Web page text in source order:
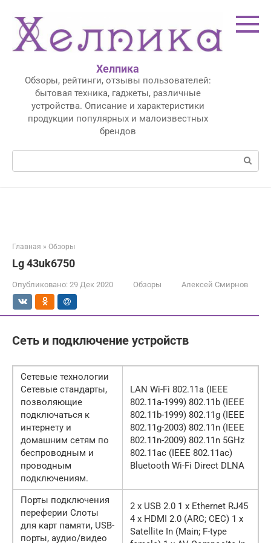
контенту
Хелпика
Обзоры, рейтинги, отзывы пользователей:
бытовая техника, гаджеты, различные
устройства. Описание и характеристики
продукции популярных и малоизвестных
брендов
Поиск:
Главная » Обзоры
Lg 43uk6750
Опубликовано: 29 Дек 2020 Обзоры Алексей Смирнов
Сеть и подключение устройств
Сетевые технологии
Сетевые стандарты,
позволяющие
подключаться к
интернету и
домашним сетям по
беспроводным и
проводным
подключениям.
LAN Wi-Fi 802.11a (IEEE
802.11a-1999) 802.11b (IEEE
802.11b-1999) 802.11g (IEEE
802.11g-2003) 802.11n (IEEE
802.11n-2009) 802.11n 5GHz
802.11ac (IEEE 802.11ac)
Bluetooth Wi-Fi Direct DLNA
Порты подключения
переферии Слоты
для карт памяти, USB-
порты, аудио/видео
2 x USB 2.0 1 x Ethernet RJ45
4 x HDMI 2.0 (ARC; CEC) 1 x
Satellite In (Main; F-type